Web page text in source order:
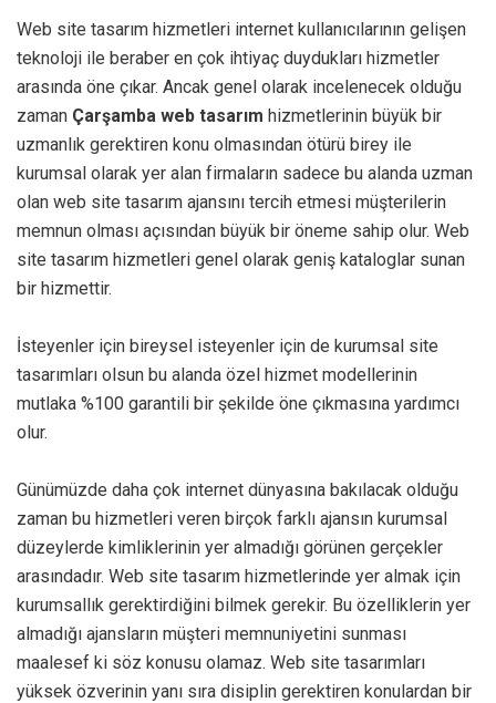
Web site tasarım hizmetleri internet kullanıcılarının gelişen
teknoloji ile beraber en çok ihtiyaç duydukları hizmetler
arasında öne çıkar. Ancak genel olarak incelenecek olduğu
zaman Çarşamba web tasarım hizmetlerinin büyük bir
uzmanlık gerektiren konu olmasından ötürü birey ile
kurumsal olarak yer alan firmaların sadece bu alanda uzman
olan web site tasarım ajansını tercih etmesi müşterilerin
memnun olması açısından büyük bir öneme sahip olur. Web
site tasarım hizmetleri genel olarak geniş kataloglar sunan
bir hizmettir.
İsteyenler için bireysel isteyenler için de kurumsal site
tasarımları olsun bu alanda özel hizmet modellerinin
mutlaka %100 garantili bir şekilde öne çıkmasına yardımcı
olur.
Günümüzde daha çok internet dünyasına bakılacak olduğu
zaman bu hizmetleri veren birçok farklı ajansın kurumsal
düzeylerde kimliklerinin yer almadığı görünen gerçekler
arasındadır. Web site tasarım hizmetlerinde yer almak için
kurumsallık gerektirdiğini bilmek gerekir. Bu özelliklerin yer
almadığı ajansların müşteri memnuniyetini sunması
maalesef ki söz konusu olamaz. Web site tasarımları
yüksek özverinin yanı sıra disiplin gerektiren konulardan bir